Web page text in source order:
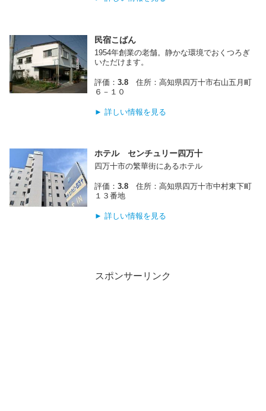
民宿こばん
1954年創業の老舗。静かな環境でおくつろぎ
いただけます。
評価：3.8 住所：高知県四万十市右山五月町
６－１０
► 詳しい情報を見る
ホテル センチュリー四万十
四万十市の繁華街にあるホテル
評価：3.8 住所：高知県四万十市中村東下町
１３番地
► 詳しい情報を見る
スポンサーリンク